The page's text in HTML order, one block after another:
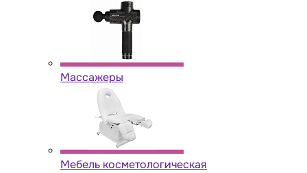
Массажеры
Мебель косметологическая